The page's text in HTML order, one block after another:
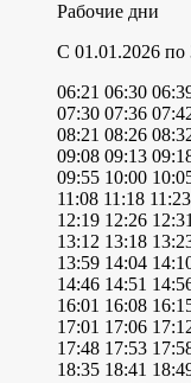
Рабочие дни
C 01.01.2026 по
06:21 06:30
07:30 07:36
08:21 08:26
09:08 09:13
09:55 10:00
11:08 11:18 11:23
12:19 12:26
13:12 13:18
13:59 14:04
14:46 14:51
16:01 16:08
17:01 17:06
17:48 17:53
18:35 18:41